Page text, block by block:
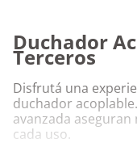
Duchador
Terceros
Disfrutá una
duchador
avanzada
cada uso.